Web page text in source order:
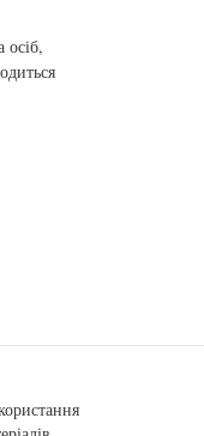
осіб,